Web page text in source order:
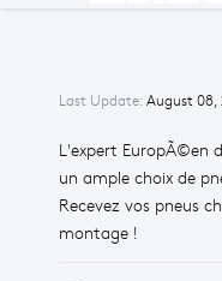
Last Update: August 08,
L'expert EuropÃ©en
un ample choix de
Recevez vos pneus
montage !